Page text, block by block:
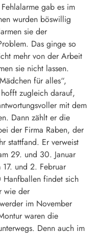
gab es im
wurden böswillig
sie der
Das ginge so
mehr von der Arbeit
sie nicht lassen.
für alles“,
zugleich darauf,
mit dem
Dann zählt er die
der Firma Raben, der
stattfand. Er verweist
29. und 30. Januar
und 2. Februar
findet sich
wie der
im November
waren die
Denn auch im